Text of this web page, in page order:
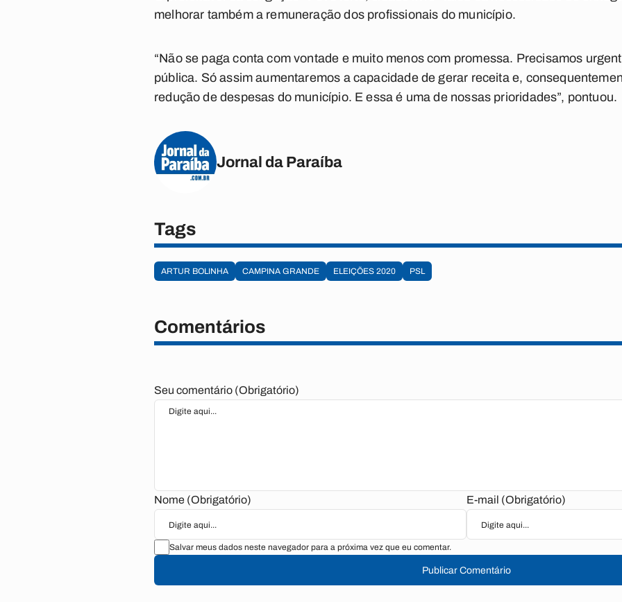
melhorar também a remuneração dos profissionais do município.
“Não se paga conta com vontade e muito menos com promessa. Precisamos
pública. Só assim aumentaremos a capacidade de gerar receita e,
redução de despesas do município. E essa é uma de nossas prioridades”, pontuou.
Jornal da Paraíba
Tags
ARTUR BOLINHA CAMPINA GRANDE ELEIÇÕES 2020 PSL
Comentários
Seu comentário (Obrigatório)
Nome (Obrigatório) E-mail (Obrigatório)
Salvar meus dados neste navegador para a próxima vez que eu comentar.
Publicar Comentário